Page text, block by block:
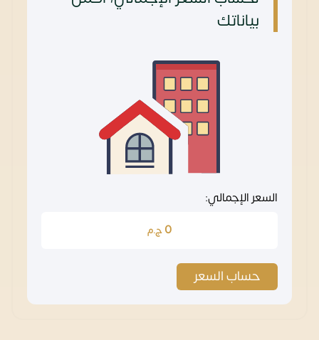
بياناتك
السعر الإجمالي:
0 ج.م
حساب السعر